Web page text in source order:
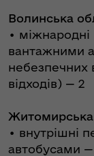
Волинська
•⁠
вантажними
небезпечних
відходів) — 2
Житомирська
•⁠ внутрішні
автобусами —